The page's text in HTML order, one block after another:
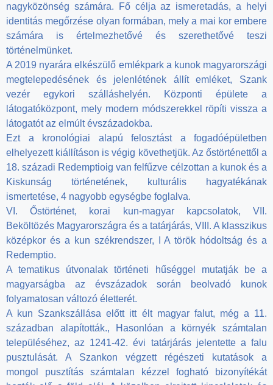
nagyközönség számára. Fő célja az ismeretadás, a helyi
identitás megőrzése olyan formában, mely a mai kor embere
számára is értelmezhetővé és szerethetővé teszi
történelmünket.
A 2019 nyarára elkészülő emlékpark a kunok magyarországi
megtelepedésének és jelenlétének állít emléket, Szank
vezér egykori szálláshelyén. Központi épülete a
látogatóközpont, mely modern módszerekkel röpíti vissza a
látogatót az elmúlt évszázadokba.
Ezt a kronológiai alapú felosztást a fogadóépületben
elhelyezett kiállításon is végig követhetjük. Az őstörténettől a
18. századi Redemptioig van felfűzve célzottan a kunok és a
Kiskunság történetének, kulturális hagyatékának
ismertetése, 4 nagyobb egységbe foglalva.
VI. Őstörténet, korai kun-magyar kapcsolatok, VII.
Beköltözés Magyarországra és a tatárjárás, VIII. A klasszikus
középkor és a kun székrendszer, I A török hódoltság és a
Redemptio.
A tematikus útvonalak történeti hűséggel mutatják be a
magyarságba az évszázadok során beolvadó kunok
folyamatosan változó életterét.
A kun Szankszállása előtt itt élt magyar falut, még a 11.
században alapították., Hasonlóan a környék számtalan
településéhez, az 1241-42. évi tatárjárás jelentette a falu
pusztulását. A Szankon végzett régészeti kutatások a
mongol pusztítás számtalan kézzel fogható bizonyítékát